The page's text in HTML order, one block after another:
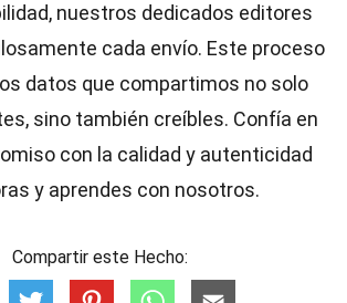
nuestros dedicados editores
cada envío. Este proceso
datos que compartimos no solo
sino también creíbles. Confía en
con la calidad y autenticidad
y aprendes con nosotros.
Compartir este Hecho: